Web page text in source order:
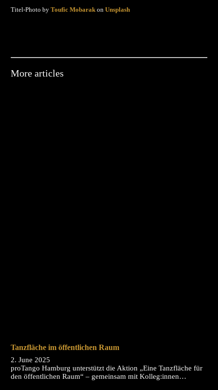
Titel-Photo byToufic Mobarak onUnsplash
More articles
Tanzfläche im öffentlichen Raum
2. June 2025
proTango Hamburg unterstützt die Aktion „Eine Tanzfläche für
den öffentlichen Raum“ – gemeinsam mit Kolleg:innen…